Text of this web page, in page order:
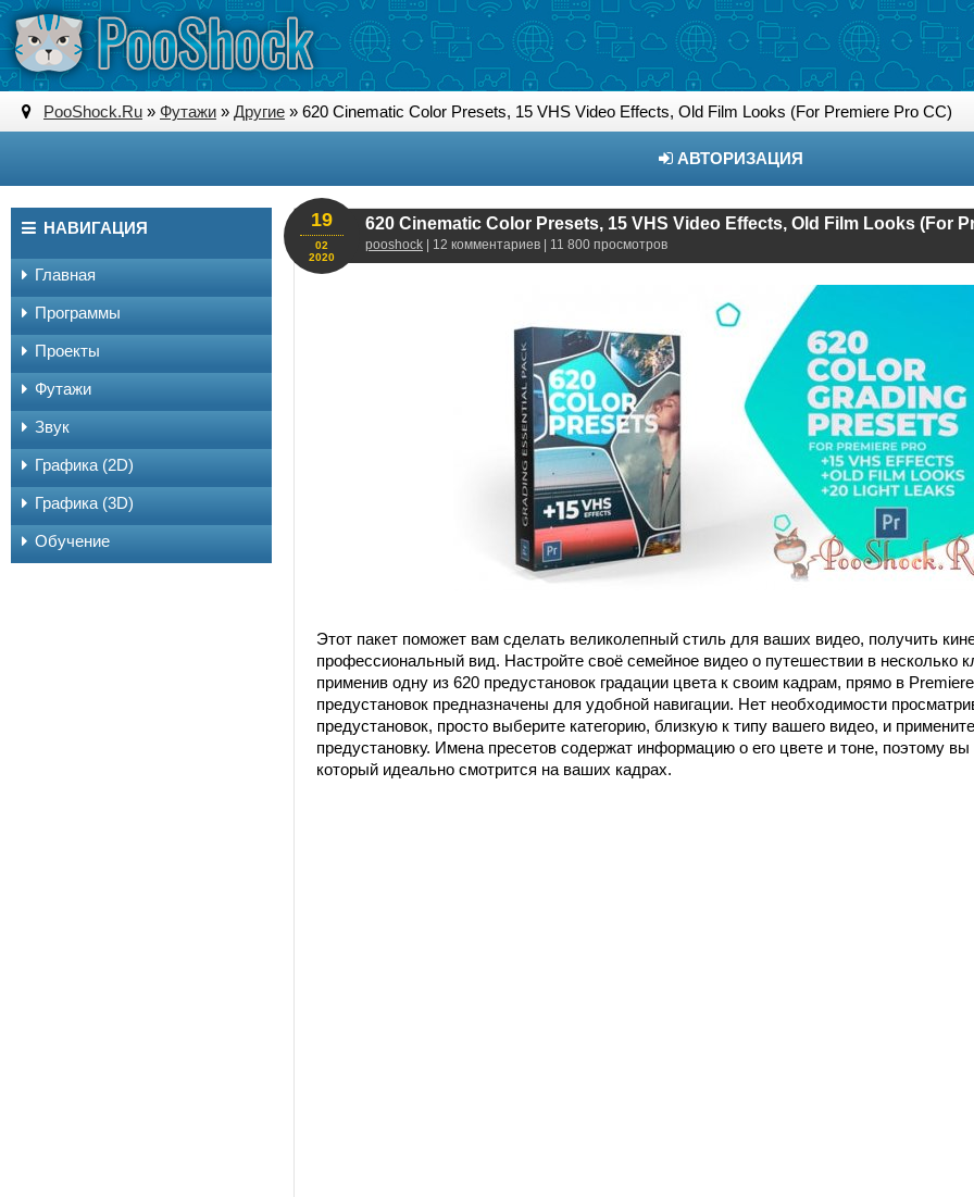
PooShock.Ru » Футажи » Другие » 620 Cinematic Color Presets, 15 VHS Video Effects, Old Film Looks (For Premiere Pro CC)
АВТОРИЗАЦИЯ
620 Cinematic Color Presets, 15 VHS Video Effects, Old Film Looks (For
pooshock | 12 комментариев | 11 800 просмотров
19
02
2020
Этот пакет поможет вам сделать великолепный стиль для ваших видео, получить
профессиональный вид. Настройте своё семейное видео о путешествии в несколько
применив одну из 620 предустановок градации цвета к своим кадрам, прямо в
предустановок предназначены для удобной навигации. Нет необходимости
предустановок, просто выберите категорию, близкую к типу вашего видео, и
предустановку. Имена пресетов содержат информацию о его цвете и тоне, поэтому вы
который идеально смотрится на ваших кадрах.
НАВИГАЦИЯ
Главная
Программы
Проекты
Футажи
Звук
Графика (2D)
Графика (3D)
Обучение